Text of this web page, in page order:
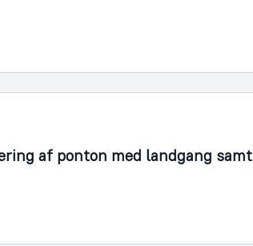
af ponton med landgang samt